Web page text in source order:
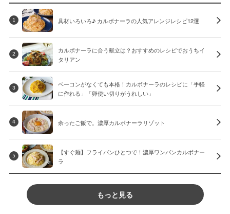
1 具材いろいろ♪ カルボナーラの人気アレンジレシピ12選
2
カルボナーラに合う献立は？おすすめのレシピでおうちイ
タリアン
3
ベーコンがなくても本格！カルボナーラのレシピに「手軽
に作れる」「卵使い切りがうれしい」
4 余ったご飯で。濃厚カルボナーラリゾット
5
【すぐ麺】フライパンひとつで！濃厚ワンパンカルボナー
ラ
もっと見る